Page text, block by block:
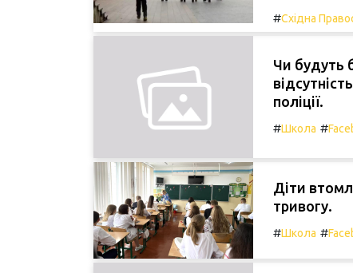
#Східна
Чи будуть
поліції.
#Школа #
Діти
тривогу.
#Школа #